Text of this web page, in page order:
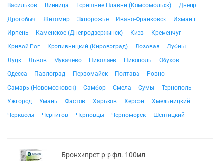
Васильков
Винница Горишние Плавни (Комсомольск)
Днепр
Дрогобыч
Житомир Запорожье Ивано-Франковск
Измаил
Ирпень
Каменское (Днепродзержинск) Киев
Кременчуг
Кривой Рог
Кропивницкий (Кировоград) Лозовая
Лубны
Луцк
Львов Мукачево Николаев Никополь
Обухов
Одесса
Павлоград Первомайск Полтава
Ровно
Самарь (Новомосковск)
Самбор Смела Сумы
Тернополь
Ужгород
Умань Фастов Харьков Херсон
Хмельницкий
Черкассы
Чернигов Черновцы Черноморск Шептицкий
Бронхипрет р-р фл. 100мл